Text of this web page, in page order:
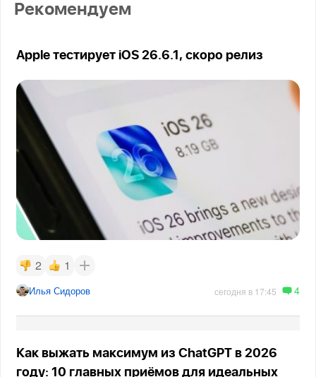
Рекомендуем
Apple тестирует iOS 26.6.1, скоро релиз
2 1
Илья Сидоров сегодня в 17:45 4
Как выжать максимум из ChatGPT в 2026
году: 10 главных приёмов для идеальных